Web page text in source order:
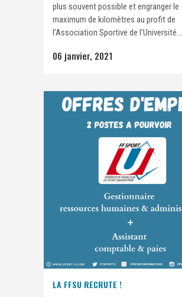
plus souvent possible et engranger le
maximum de kilomètres au profit de
l’Association Sportive de l’Université...
06 janvier, 2021
LA FFSU RECRUTE !